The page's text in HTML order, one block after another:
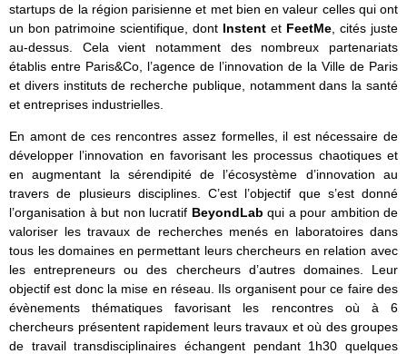
startups de la région parisienne et met bien en valeur celles qui ont
un bon patrimoine scientifique, dont Instent et FeetMe , cités juste
au-dessus. Cela vient notamment des nombreux partenariats
établis entre Paris&Co, l’agence de l’innovation de la Ville de Paris
et divers instituts de recherche publique, notamment dans la santé
et entreprises industrielles.
En amont de ces rencontres assez formelles, il est nécessaire de
développer l’innovation en favorisant les processus chaotiques et
en augmentant la sérendipité de l’écosystème d’innovation au
travers de plusieurs disciplines. C’est l’objectif que s’est donné
l’organisation à but non lucratif BeyondLab qui a pour ambition de
valoriser les travaux de recherches menés en laboratoires dans
tous les domaines en permettant leurs chercheurs en relation avec
les entrepreneurs ou des chercheurs d’autres domaines. Leur
objectif est donc la mise en réseau. Ils organisent pour ce faire des
évènements thématiques favorisant les rencontres où à 6
chercheurs présentent rapidement leurs travaux et où des groupes
de travail transdisciplinaires échangent pendant 1h30 quelques